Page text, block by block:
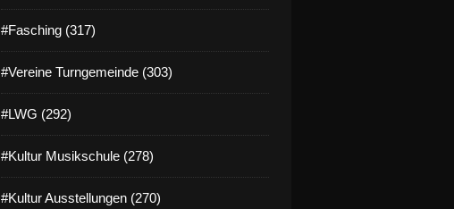
#Fasching (317)
#Vereine Turngemeinde (303)
#LWG (292)
#Kultur Musikschule (278)
#Kultur Ausstellungen (270)